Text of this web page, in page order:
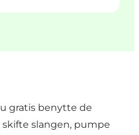
gratis benytte de
slangen, pumpe